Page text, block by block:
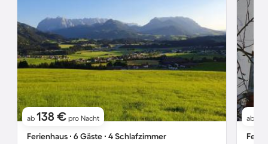
ab 138 € pro Nacht
Ferienhaus ∙ 6 Gäste ∙ 4 Schlafzimmer
ab